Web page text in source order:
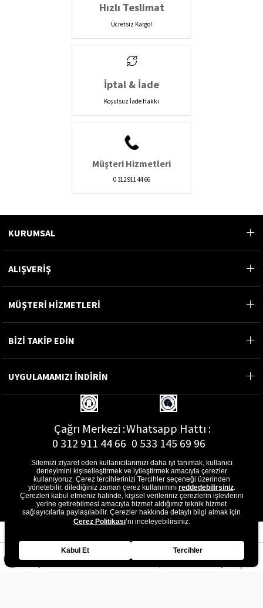
Hızlı Teslimat
Ücretsiz Kargo!
İptal & İade
Koşulsuz İade Hakkı
Müşteri Hizmetleri
0 312 911 44 66
KURUMSAL
ALIŞVERİŞ
MÜŞTERİ HİZMETLERİ
BİZİ TAKİP EDİN
UYGULAMAMIZI İNDİRİN
Çağrı Merkezi :
0 312 911 44 66
Whatsapp Hattı :
0 533 145 69 96
E-Posta Adresi :
musterihizmetleri@gon.com.tr
Sitemizi ziyaret eden kullanıcılarımızı daha iyi tanımak, kullanıcı
deneyimini kişiselleştirmek ve iyileştirmek amacıyla çerezler
kullanıyoruz. Çerez tercihlerinizi Tercihler seçeneği üzerinden
yönetebilir, dilediğiniz zaman çerez kullanımını reddedebilirsiniz.
Çerezleri kabul etmeniz halinde, kişisel verileriniz çerezlerin işlevlerini
yerine getirebilmesi amacıyla hizmet aldığımız teknik hizmet
sağlayıcılarla paylaşılabilir. Çerezler hakkında detaylı bilgi almak için
Çerez Politikası’nı inceleyebilirsiniz.
Kabul Et Tercihler